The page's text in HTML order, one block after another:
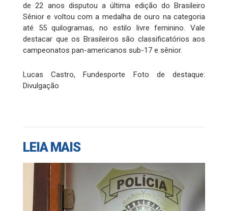
de 22 anos disputou a última edição do Brasileiro
Sênior e voltou com a medalha de ouro na categoria
até 55 quilogramas, no estilo livre feminino. Vale
destacar que os Brasileiros são classificatórios aos
campeonatos pan-americanos sub-17 e sênior.
Lucas Castro, Fundesporte Foto de destaque:
Divulgação
LEIA MAIS